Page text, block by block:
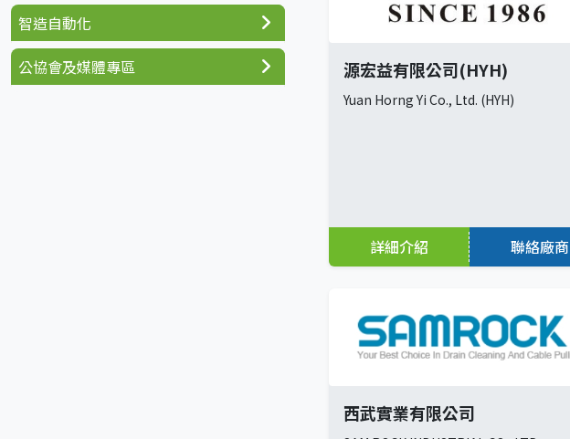
源宏益有限公司(HYH)
Yuan Horng Yi Co., Ltd. (HYH)
詳細介紹 聯絡廠商
西武實業有限公司
智造自動化
公協會及媒體專區